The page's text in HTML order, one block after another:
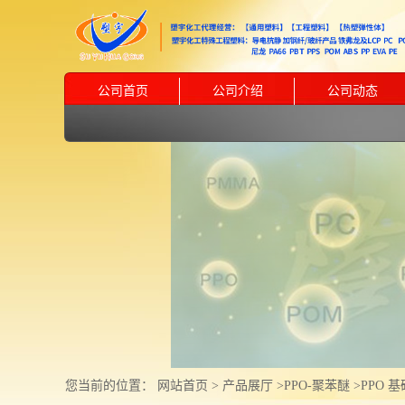
公司首页 公司介绍 公司动态
您当前的位置： 网站首页 > 产品展厅 >PPO-聚苯醚 >PPO